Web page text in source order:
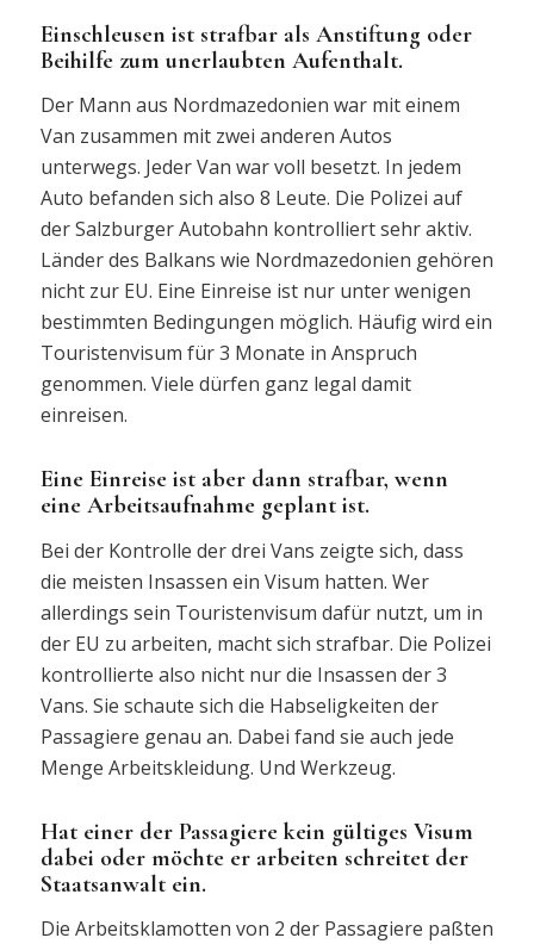
Einschleusen ist strafbar als Anstiftung oder
Beihilfe zum unerlaubten Aufenthalt.
Der Mann aus Nordmazedonien war mit einem
Van zusammen mit zwei anderen Autos
unterwegs. Jeder Van war voll besetzt. In jedem
Auto befanden sich also 8 Leute. Die Polizei auf
der Salzburger Autobahn kontrolliert sehr aktiv.
Länder des Balkans wie Nordmazedonien gehören
nicht zur EU. Eine Einreise ist nur unter wenigen
bestimmten Bedingungen möglich. Häufig wird ein
Touristenvisum für 3 Monate in Anspruch
genommen. Viele dürfen ganz legal damit
einreisen.
Eine Einreise ist aber dann strafbar, wenn
eine Arbeitsaufnahme geplant ist.
Bei der Kontrolle der drei Vans zeigte sich, dass
die meisten Insassen ein Visum hatten. Wer
allerdings sein Touristenvisum dafür nutzt, um in
der EU zu arbeiten, macht sich strafbar. Die Polizei
kontrollierte also nicht nur die Insassen der 3
Vans. Sie schaute sich die Habseligkeiten der
Passagiere genau an. Dabei fand sie auch jede
Menge Arbeitskleidung. Und Werkzeug.
Hat einer der Passagiere kein gültiges Visum
dabei oder möchte er arbeiten schreitet der
Staatsanwalt ein.
Die Arbeitsklamotten von 2 der Passagiere paßten